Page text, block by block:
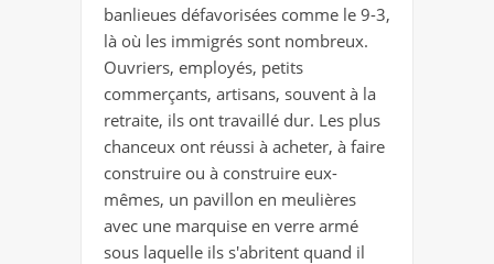
banlieues défavorisées comme le 9-3,
là où les immigrés sont nombreux.
Ouvriers, employés, petits
commerçants, artisans, souvent à la
retraite, ils ont travaillé dur. Les plus
chanceux ont réussi à acheter, à faire
construire ou à construire eux-
mêmes, un pavillon en meulières
avec une marquise en verre armé
sous laquelle ils s'abritent quand il